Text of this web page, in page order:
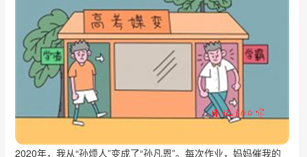
2020年，我从“孙烦人”变成了“孙凡恩”。每次作业，妈妈催我的